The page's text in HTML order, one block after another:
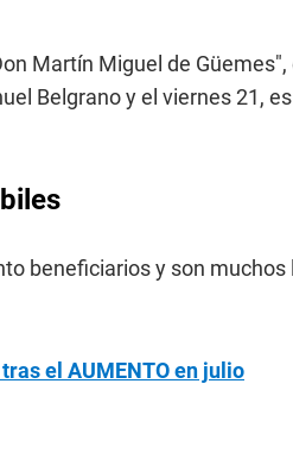
Martín Miguel de Güemes",
Belgrano y el viernes 21, es
beneficiarios y son muchos
el AUMENTO en julio